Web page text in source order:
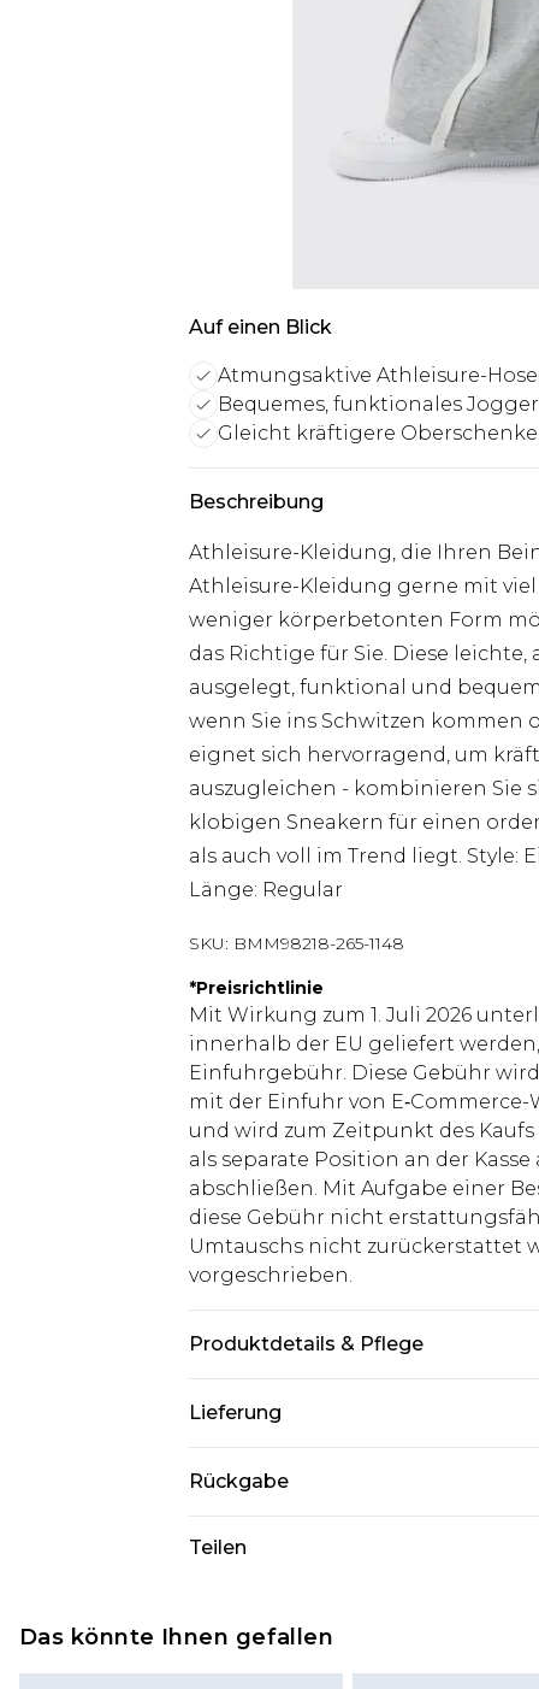
Auf einen Blick
Atmungsaktive Athleisure-Hose
Bequemes, funktionales
Gleicht kräftigere
Beschreibung
Athleisure-Kleidung, die Ihren
Athleisure-Kleidung gerne mit
weniger körperbetonten Form
das Richtige für Sie. Diese
ausgelegt, funktional und
wenn Sie ins Schwitzen kommen
eignet sich hervorragend, um
auszugleichen - kombinieren Sie
klobigen Sneakern für einen
als auch voll im Trend liegt. Style:
Länge: Regular
SKU: BMM98218-265-1148
*Preisrichtlinie
Mit Wirkung zum 1. Juli 2026
innerhalb der EU geliefert
Einfuhrgebühr. Diese Gebühr
mit der Einfuhr von
und wird zum Zeitpunkt des
als separate Position an der
abschließen. Mit Aufgabe einer
diese Gebühr nicht
Umtauschs nicht zurückerstattet
vorgeschrieben.
Produktdetails & Pflege
Lieferung
Deutschland Standardlieferung
Bis zu 8 Werktage
Deutschland Expresslieferung
Austria Standardlieferung
Bis zu 7 Werktage
Rückgabe
Kosmetikartikel, Piercing-
Teilen
Das könnte Ihnen gefallen